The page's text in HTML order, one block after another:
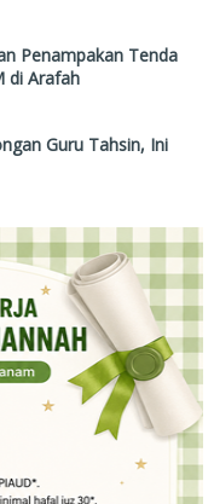
Penampakan Tenda
di Arafah
Guru Tahsin, Ini